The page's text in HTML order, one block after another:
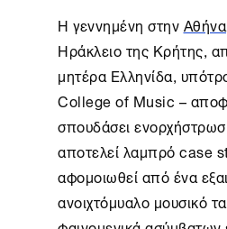
Η γεννημένη στηνΑθήνα
Ηράκλειο της Κρήτης,
μητέρα Ελληνίδα,
College of Music –
σπουδάσει
αποτελεί λαμπρό case
αφομοιωθεί από ένα
ανοιχτόμυαλο μουσικό